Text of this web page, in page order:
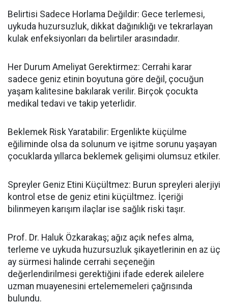
Belirtisi Sadece Horlama Değildir: Gece terlemesi,
uykuda huzursuzluk, dikkat dağınıklığı ve tekrarlayan
kulak enfeksiyonları da belirtiler arasındadır.
Her Durum Ameliyat Gerektirmez: Cerrahi karar
sadece geniz etinin boyutuna göre değil, çocuğun
yaşam kalitesine bakılarak verilir. Birçok çocukta
medikal tedavi ve takip yeterlidir.
Beklemek Risk Yaratabilir: Ergenlikte küçülme
eğiliminde olsa da solunum ve işitme sorunu yaşayan
çocuklarda yıllarca beklemek gelişimi olumsuz etkiler.
Spreyler Geniz Etini Küçültmez: Burun spreyleri alerjiyi
kontrol etse de geniz etini küçültmez. İçeriği
bilinmeyen karışım ilaçlar ise sağlık riski taşır.
Prof. Dr. Haluk Özkarakaş; ağız açık nefes alma,
terleme ve uykuda huzursuzluk şikayetlerinin en az üç
ay sürmesi halinde cerrahi seçeneğin
değerlendirilmesi gerektiğini ifade ederek ailelere
uzman muayenesini ertelememeleri çağrısında
bulundu.